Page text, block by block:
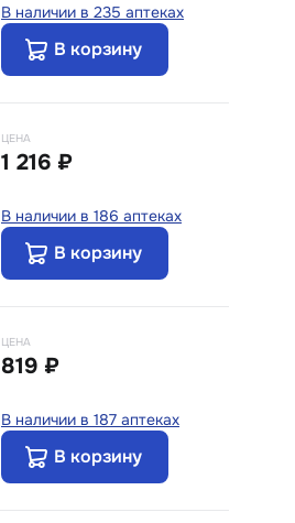
В наличии в 235 аптеках
В корзину
ЦЕНА
1 216 ₽
В наличии в 186 аптеках
В корзину
ЦЕНА
819 ₽
В наличии в 187 аптеках
В корзину